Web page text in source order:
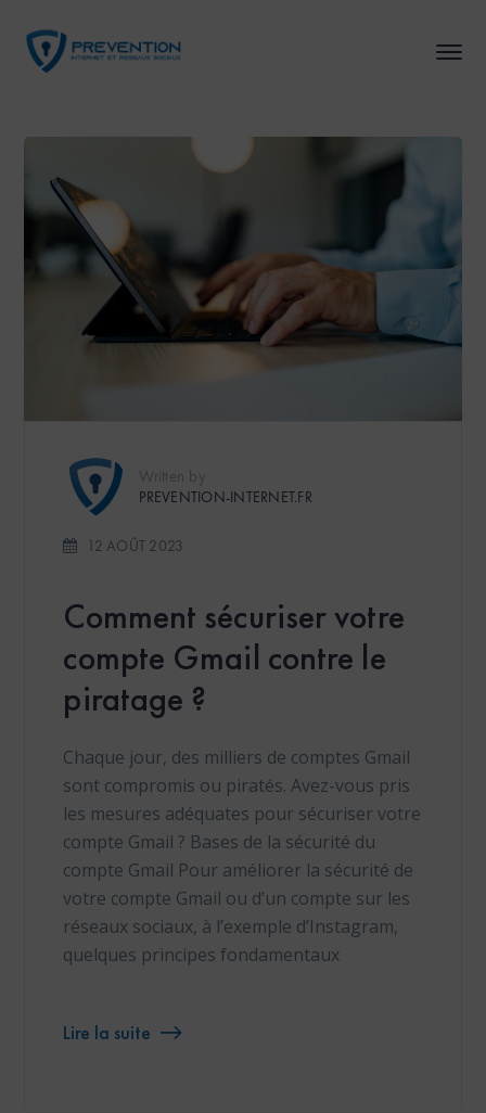
PREVENTION-INTERNET.FR
12 AOÛT 2023
Comment sécuriser votre
compte Gmail contre le
piratage ?
Chaque jour, des milliers de comptes Gmail
sont compromis ou piratés. Avez-vous pris
les mesures adéquates pour sécuriser votre
compte Gmail ? Bases de la sécurité du
compte Gmail Pour améliorer la sécurité de
votre compte Gmail ou d’un compte sur les
réseaux sociaux, à l’exemple d’Instagram,
quelques principes fondamentaux
Lire la suite